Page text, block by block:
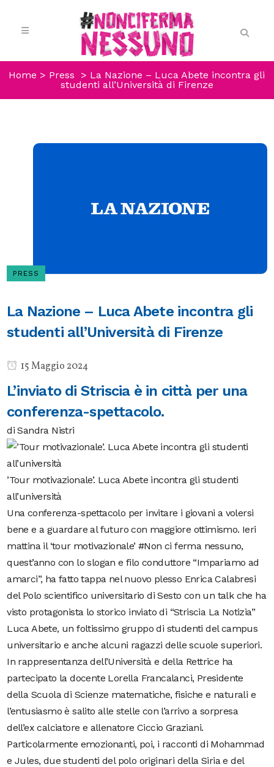
Home > Press > La Nazione – Luca Abete incontra gli
studenti all’Università di Firenze
PRESS
La Nazione – Luca Abete incontra gli
studenti all’Università di Firenze
15 Maggio 2024
L’inviato di Striscia è in città per una
conferenza-spettacolo.
di Sandra Nistri
’Tour motivazionale’. Luca Abete incontra gli studenti
all’università
Una conferenza-spettacolo per invitare i giovani a volersi
bene e a guardare al futuro con maggiore ottimismo. Ieri
mattina il ‘tour motivazionale’ #Non ci ferma nessuno,
quest’anno con lo slogan e filo conduttore “Impariamo ad
amarci”, ha fatto tappa nel nuovo plesso Enrica Calabresi
del Polo scientifico universitario di Sesto con un talk che ha
visto protagonista lo storico inviato di “Striscia La Notizia”
Luca Abete, un foltissimo gruppo di studenti del campus
universitario e anche alcuni ragazzi delle scuole superiori.
In rappresentanza dell’Università e della Rettrice ha
partecipato la docente Lorella Francalanci, Presidente
della Scuola di Scienze matematiche, fisiche e naturali e
l’entusiasmo è salito alle stelle con l’arrivo a sorpresa
dell’ex calciatore e allenatore Ciccio Graziani.
Particolarmente emozionanti, poi, i racconti di Mohammad
e Jules, due studenti del polo originari della Siria e del